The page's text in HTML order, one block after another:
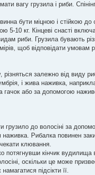
вагу грузила і риби.
бути міцною і стійкою
10 кг. Кінцеві снасті
риби. Грузила бувають
щоб відповідати умовам
залежно від
і жива наживка,
гачок або за допомогою
до волосіні за
Рибалка повинен
клювання.
потягнувши кінчик
оскільки це може
підсікти її.